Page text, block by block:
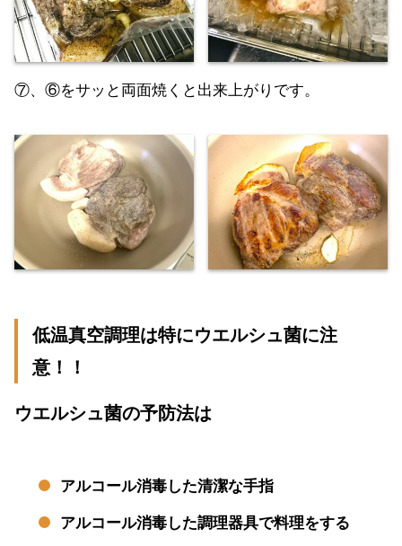
⑦、⑥をサッと両面焼くと出来上がりです。
低温真空調理は特にウエルシュ菌に注
意！！
ウエルシュ菌の予防法は
アルコール消毒した清潔な手指
アルコール消毒した調理器具で料理をする